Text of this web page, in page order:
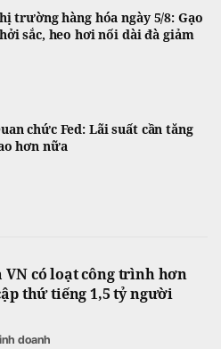
trường hàng hóa ngày 5/8: Gạo
sắc, heo hơi nối dài đà giảm
chức Fed: Lãi suất cần tăng
hơn nữa
VN có loạt công trình hơn
thứ tiếng 1,5 tỷ người
doanh